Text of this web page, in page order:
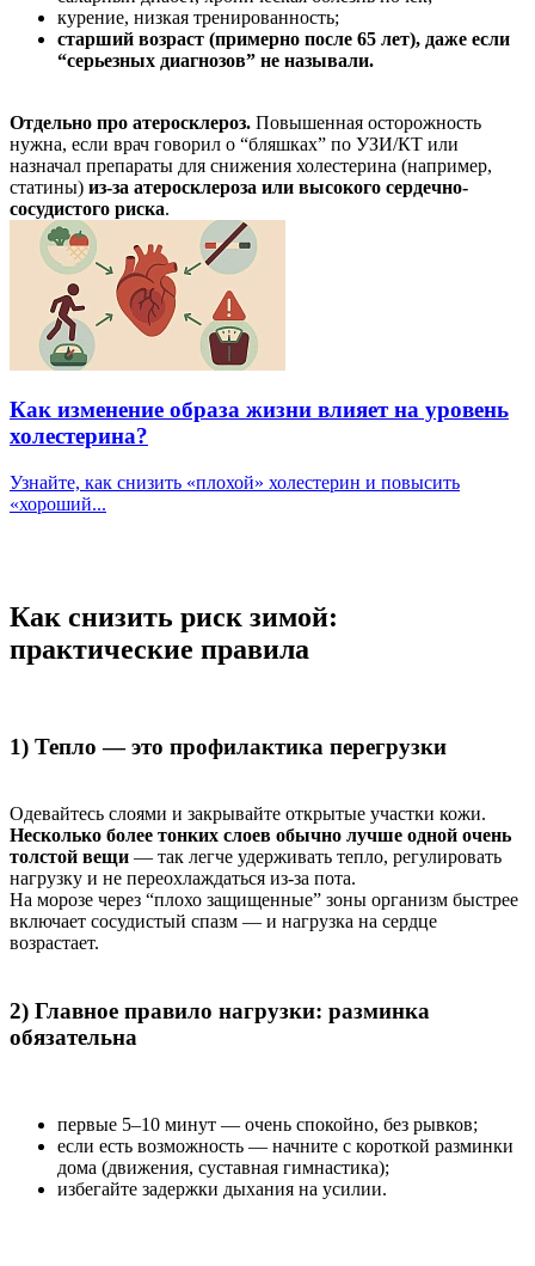
курение, низкая тренированность;
старший возраст (примерно после 65 лет), даже если
“серьезных диагнозов” не называли.
Отдельно про атеросклероз. Повышенная осторожность
нужна, если врач говорил о “бляшках” по УЗИ/КТ или
назначал препараты для снижения холестерина (например,
статины) из-за атеросклероза или высокого сердечно-
сосудистого риска.
Как изменение образа жизни влияет на уровень
холестерина?
Узнайте, как снизить «плохой» холестерин и повысить
«хороший...
Как снизить риск зимой:
практические правила
1) Тепло — это профилактика перегрузки
Одевайтесь слоями и закрывайте открытые участки кожи.
Несколько более тонких слоев обычно лучше одной очень
толстой вещи — так легче удерживать тепло, регулировать
нагрузку и не переохлаждаться из-за пота.
На морозе через “плохо защищенные” зоны организм быстрее
включает сосудистый спазм — и нагрузка на сердце
возрастает.
2) Главное правило нагрузки: разминка
обязательна
первые 5–10 минут — очень спокойно, без рывков;
если есть возможность — начните с короткой разминки
дома (движения, суставная гимнастика);
избегайте задержки дыхания на усилии.